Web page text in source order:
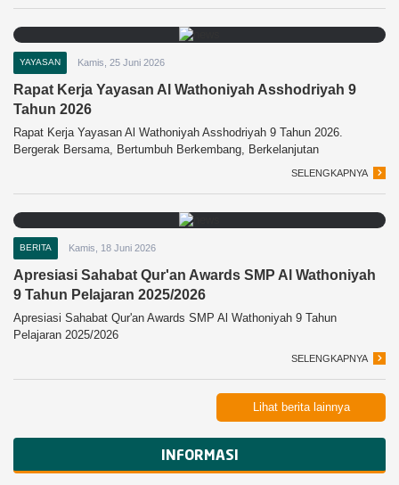
YAYASAN Kamis, 25 Juni 2026
Rapat Kerja Yayasan Al Wathoniyah Asshodriyah 9
Tahun 2026
Rapat Kerja Yayasan Al Wathoniyah Asshodriyah 9 Tahun 2026.
Bergerak Bersama, Bertumbuh Berkembang, Berkelanjutan
SELENGKAPNYA
BERITA Kamis, 18 Juni 2026
Apresiasi Sahabat Qur'an Awards SMP Al Wathoniyah
9 Tahun Pelajaran 2025/2026
Apresiasi Sahabat Qur'an Awards SMP Al Wathoniyah 9 Tahun
Pelajaran 2025/2026
SELENGKAPNYA
Lihat berita lainnya
INFORMASI